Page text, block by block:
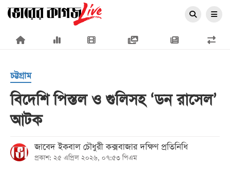
×
প্রচ্ছদ
জাতীয়
রাজনীতি
চট্টগ্রাম
বিদেশি পিস্তল ও গুলিসহ ‘ডন রাসেল’
আটক
জাবেদ ইকবাল চৌধুরী কক্সবাজার দক্ষিণ প্রতিনিধি
প্রকাশ: ২৫ এপ্রিল ২০২৬, ০৭:৫৩ পিএম